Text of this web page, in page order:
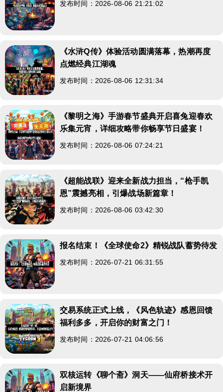
发布时间：2026-08-06 21:21:02
《水浒Q传》体验活动圆满落幕，热潮再度
点燃经典江湖魂
发布时间：2026-08-06 12:31:34
《黎明之海》手游春节盛典开启喜兔迎春欢
乐集元宵，详细攻略带你畅享节日盛宴！
发布时间：2026-08-06 07:24:21
《超能战联》迎来全新战力担当，“枪手凯
恩”震撼亮相，引爆战场新篇章！
发布时间：2026-08-06 03:42:30
报名结束！《全球使命2》精锐战队蓄势待发
发布时间：2026-07-21 06:31:55
交易系统正式上线，《风色轨迹》感恩回馈
福利多多，开启你的财富之门！
发布时间：2026-07-21 04:06:56
双核运转《聊个斋》洞天——仙府桥接术开
启新境界